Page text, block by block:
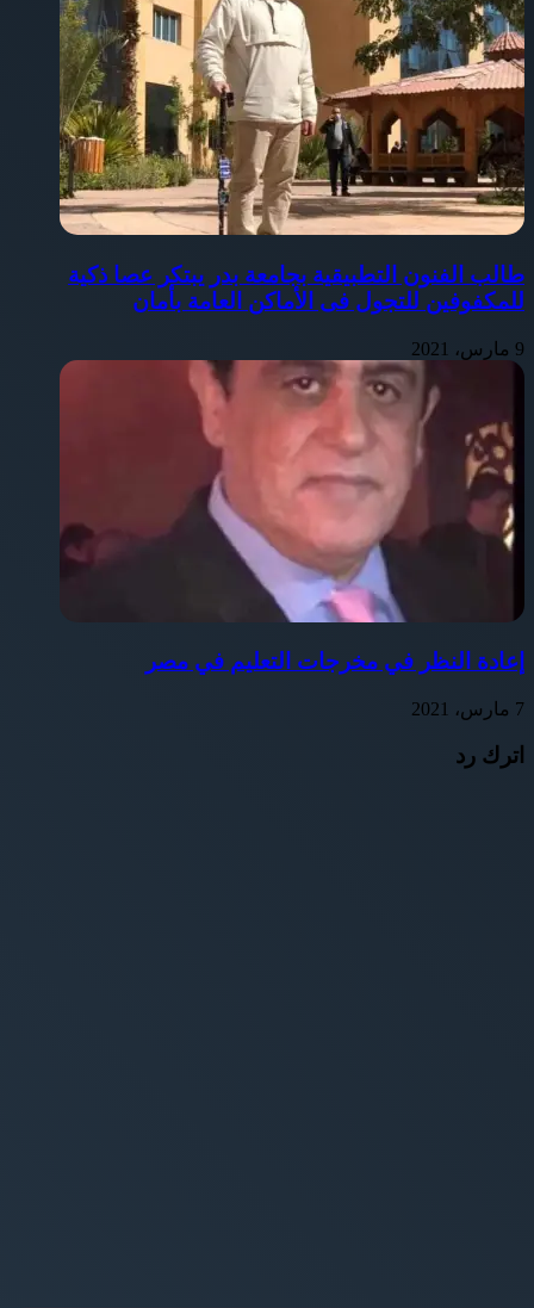
طالب الفنون التطبيقية بجامعة بدر يبتكر عصا ذكية
للمكفوفين للتجول فى الأماكن العامة بأمان
9 مارس، 2021
إعادة النظر في مخرجات التعليم في مصر
7 مارس، 2021
اترك رد